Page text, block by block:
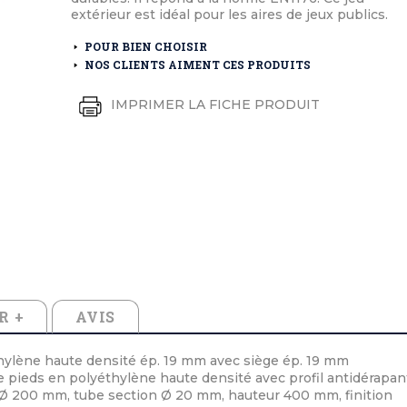
extérieurs
extérieurs
et médaille d'honneur
fanion
extérieur est idéal pour les aires de jeux publics.
POUR BIEN CHOISIR
NOS CLIENTS AIMENT CES PRODUITS
IMPRIMER LA FICHE PRODUIT
+ AVIS
haute densité ép. 19 mm avec siège ép. 19 mm
pieds en polyéthylène haute densité avec profil
200 mm, tube section Ø 20 mm, hauteur 400 mm, finition